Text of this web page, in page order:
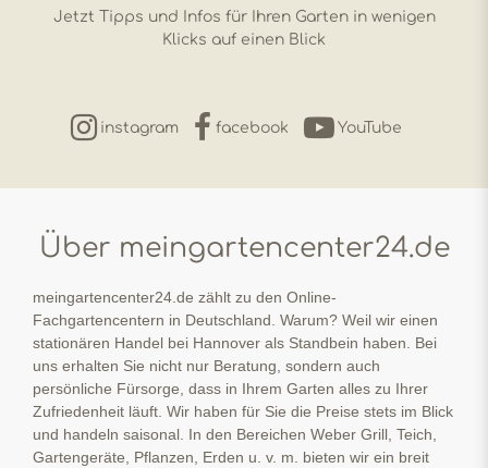
Jetzt Tipps und Infos für Ihren Garten in wenigen
Klicks auf einen Blick
instagram facebook YouTube
Über meingartencenter24.de
meingartencenter24.de zählt zu den Online-
Fachgartencentern in Deutschland. Warum? Weil wir einen
stationären Handel bei Hannover als Standbein haben. Bei
uns erhalten Sie nicht nur Beratung, sondern auch
persönliche Fürsorge, dass in Ihrem Garten alles zu Ihrer
Zufriedenheit läuft. Wir haben für Sie die Preise stets im Blick
und handeln saisonal. In den Bereichen Weber Grill, Teich,
Gartengeräte, Pflanzen, Erden u. v. m. bieten wir ein breit